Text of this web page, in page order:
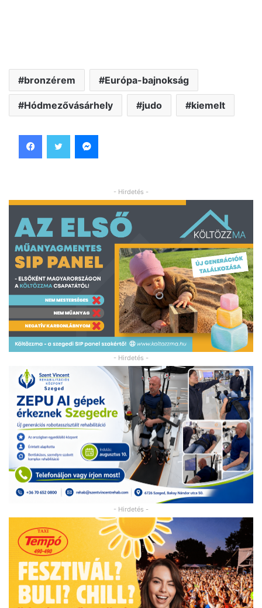
bronzérem Európa-bajnokság
Hódmezővásárhely judo kiemelt
- Hirdetés -
- Hirdetés -
- Hirdetés -